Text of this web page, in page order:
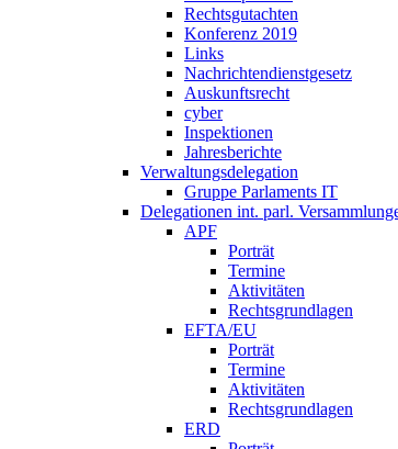
Rechtsgutachten
Konferenz 2019
Links
Nachrichtendienstgesetz
Auskunftsrecht
cyber
Inspektionen
Jahresberichte
Verwaltungsdelegation
Gruppe Parlaments IT
Delegationen int. parl.
APF
Porträt
Termine
Aktivitäten
Rechtsgrundlagen
EFTA/EU
Porträt
Termine
Aktivitäten
Rechtsgrundlagen
ERD